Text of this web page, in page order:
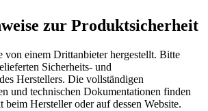
zur Produktsicherheit
von einem Drittanbieter hergestellt. Bitte
Sicherheits- und
Herstellers. Die vollständigen
und technischen Dokumentationen finden
beim Hersteller oder auf dessen Website.